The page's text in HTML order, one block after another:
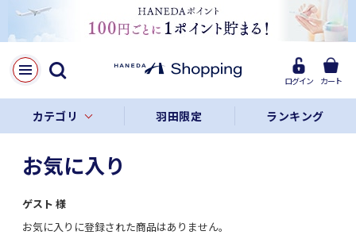
ログイン カート
カテゴリ 羽田限定 ランキング
お気に入り
ゲスト 様
お気に入りに登録された商品はありません。